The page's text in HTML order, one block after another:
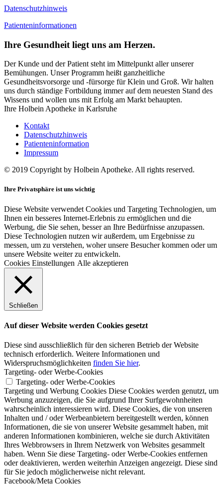
Datenschutzhinweis
Patienteninformationen
Ihre Gesundheit liegt uns am Herzen.
Der Kunde und der Patient steht im Mittelpunkt aller unserer
Bemühungen. Unser Programm heißt ganzheitliche
Gesundheitsvorsorge und -fürsorge für Klein und Groß. Wir halten
uns durch ständige Fortbildung immer auf dem neuesten Stand des
Wissens und wollen uns mit Erfolg am Markt behaupten.
Ihre Holbein Apotheke in Karlsruhe
Kontakt
Datenschutzhinweis
Patienteninformation
Impressum
© 2019 Copyright by Holbein Apotheke. All rights reserved.
Ihre Privatsphäre ist uns wichtig
Diese Website verwendet Cookies und Targeting Technologien, um
Ihnen ein besseres Internet-Erlebnis zu ermöglichen und die
Werbung, die Sie sehen, besser an Ihre Bedürfnisse anzupassen.
Diese Technologien nutzen wir außerdem, um Ergebnisse zu
messen, um zu verstehen, woher unsere Besucher kommen oder um
unsere Website weiter zu entwickeln.
Cookies Einstellungen Alle akzeptieren
Schließen
Auf dieser Website werden Cookies gesetzt
Diese sind ausschließlich für den sicheren Betrieb der Website
technisch erforderlich. Weitere Informationen und
Widerspruchsmöglichkeiten finden Sie hier.
Targeting- oder Werbe-Cookies
Targeting- oder Werbe-Cookies
Targeting und Werbung Cookies Diese Cookies werden genutzt, um
Werbung anzuzeigen, die Sie aufgrund Ihrer Surfgewohnheiten
wahrscheinlich interessieren wird. Diese Cookies, die von unseren
Inhalten und / oder Werbeanbietern bereitgestellt werden, können
Informationen, die sie von unserer Website gesammelt haben, mit
anderen Informationen kombinieren, welche sie durch Aktivitäten
Ihres Webbrowsers in Ihrem Netzwerk von Websites gesammelt
haben. Wenn Sie diese Targeting- oder Werbe-Cookies entfernen
oder deaktivieren, werden weiterhin Anzeigen angezeigt. Diese sind
für Sie jedoch möglicherweise nicht relevant.
Facebook/Meta Cookies